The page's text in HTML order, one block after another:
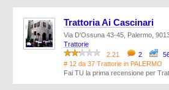
Trattoria Ai Cascinari
Via D'Ossuna 43-45, Palermo,
Trattorie
2.21
2
# 12 da 37 Trattorie in PALERMO
Fai TU la prima recensione per